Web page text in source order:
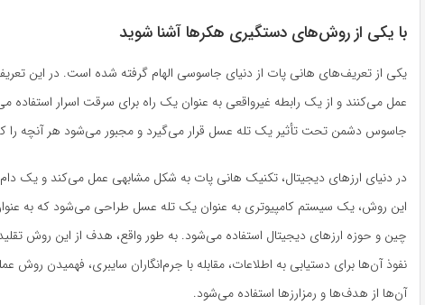
با یکی از روش‌های دستگیری هکرها آشنا شوید
یکی از تعریف‌های هانی پات از دنیای جاسوسی الهام گرفته شده است. در این
عمل می‌کنند و از یک رابطه غیرواقعی به عنوان یک راه برای سرقت اسرار
جاسوس دشمن تحت تأثیر یک تله عسل قرار می‌گیرد و مجبور می‌شود هر آنچه را
در دنیای ارزهای دیجیتال، تکنیک هانی پات به شکل مشابهی عمل می‌کند و یک
این روش، یک سیستم کامپیوتری به عنوان یک تله عسل طراحی می‌شود که به
چین و حوزه ارزهای دیجیتال استفاده می‌شود. به طور واقع، هدف از این روش
نفوذ آن‌ها برای دستیابی به اطلاعات، مقابله با جرم‌انگاران سایبری، فهمیدن روش
آن‌ها از هدف‌ها و رمزارزها استفاده می‌شود.